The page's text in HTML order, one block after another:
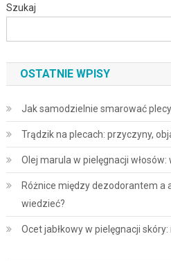
Szukaj
OSTATNIE WPISY
Jak samodzielnie smarować
Trądzik na plecach: przyczyny,
Olej marula w pielęgnacji
Różnice między dezodorantem
wiedzieć?
Ocet jabłkowy w pielęgnacji